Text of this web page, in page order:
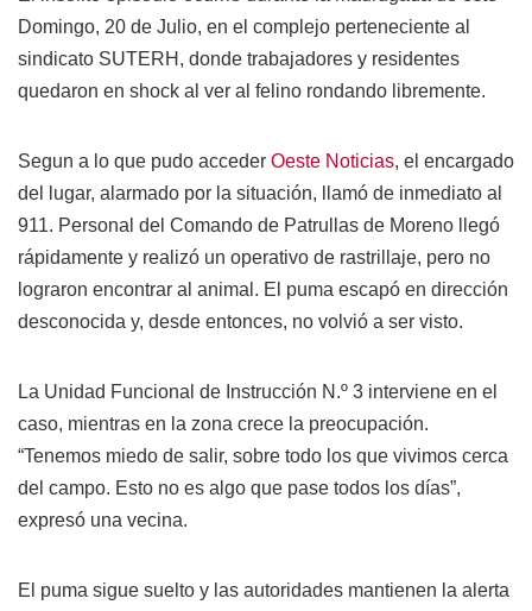
Domingo, 20 de Julio, en el complejo perteneciente al
sindicato SUTERH, donde trabajadores y residentes
quedaron en shock al ver al felino rondando libremente.
Segun a lo que pudo acceder Oeste Noticias, el encargado
del lugar, alarmado por la situación, llamó de inmediato al
911. Personal del Comando de Patrullas de Moreno llegó
rápidamente y realizó un operativo de rastrillaje, pero no
lograron encontrar al animal. El puma escapó en dirección
desconocida y, desde entonces, no volvió a ser visto.
La Unidad Funcional de Instrucción N.º 3 interviene en el
caso, mientras en la zona crece la preocupación.
“Tenemos miedo de salir, sobre todo los que vivimos cerca
del campo. Esto no es algo que pase todos los días”,
expresó una vecina.
El puma sigue suelto y las autoridades mantienen la alerta